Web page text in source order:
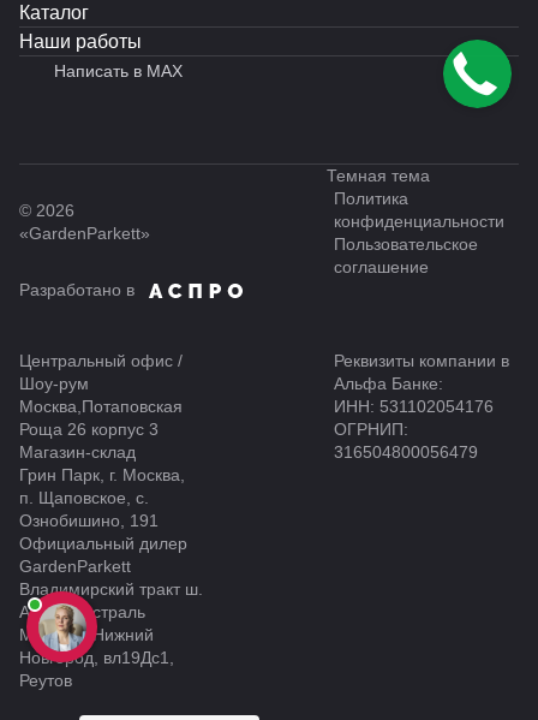
Каталог
Наши работы
Написать в MAX
© 2026
«GardenParkett»
Темная тема
Политика
конфиденциальности
Пользовательское
соглашение
Разработано в
Центральный офис /
Шоу-рум
Москва,Потаповская
Роща 26 корпус 3
Магазин-склад
Грин Парк, г. Москва,
п. Щаповское, с.
Ознобишино, 191
Официальный дилер
GardenParkett
Владимирский тракт ш.
Автомагистраль
Москва - Нижний
Новгород, вл19Дс1,
Реутов
Реквизиты компании в
Альфа Банке:
ИНН: 531102054176
ОГРНИП:
316504800056479